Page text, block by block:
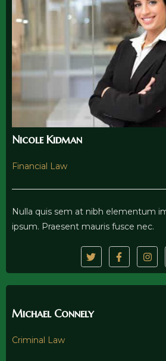
Nicole Kidman
Financial Law
Nulla quis sem at nibh elementum
ipsum. Praesent mauris fusce nec.
Michael Connely
Criminal Law